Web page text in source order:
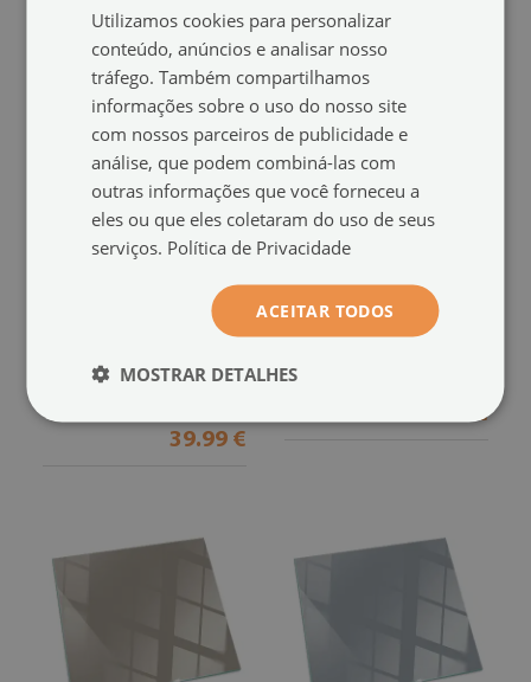
Base de vidro decorativa
Cor cinza-esverdeado
(#ppkprntp-ccc0c2b4)
tamanho de: 60x40 cm
39.99 €
Base de vidro para lareira
retangular
Cor rosa(#ppkprntp-ccbf8788)
39.99 €
Utilizamos cookies para personalizar
conteúdo, anúncios e analisar nosso
tráfego. Também compartilhamos
informações sobre o uso do nosso site
com nossos parceiros de publicidade e
análise, que podem combiná-las com
outras informações que você forneceu a
eles ou que eles coletaram do uso de seus
serviços. Política de Privacidade
ACEITAR TODOS
MOSTRAR DETALHES